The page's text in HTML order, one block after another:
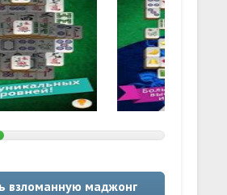
взломанную маджонг